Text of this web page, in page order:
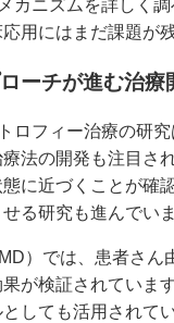
カニズムを詳しく
用にはまだ課題が
ーチが進む治療
ロフィー治療の研
法の開発も注目
に近づくことが
る研究も進んでいま
）では、患者さ
が検証されてい
しても活用されて